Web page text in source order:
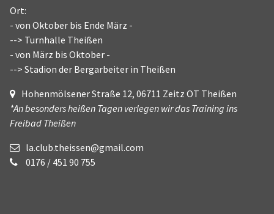
Ort:
- von Oktober bis Ende März -
--> Turnhalle Theißen
- von März bis Oktober -
--> Stadion der Bergarbeiter in Theißen
Hohenmölsener Straße 12, 06711 Zeitz OT Theißen
*An besonders heißen Tagen verlegen wir das Training ins
Freibad Theißen
la.club.theissen@gmail.com
0176 / 451 90 755